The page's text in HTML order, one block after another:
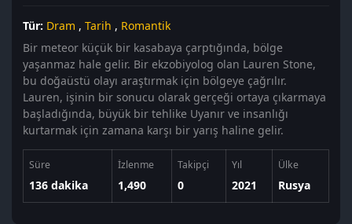
Tür: Dram , Tarih , Romantik
Bir meteor küçük bir kasabaya çarptığında, bölge
yaşanmaz hale gelir. Bir ekzobiyolog olan Lauren Stone,
bu doğaüstü olayı araştırmak için bölgeye çağrılır.
Lauren, işinin bir sonucu olarak gerçeği ortaya çıkarmaya
başladığında, büyük bir tehlike Uyanır ve insanlığı
kurtarmak için zamana karşı bir yarış haline gelir.
Süre
136 dakika
İzlenme
1,490
Takipçi
0
Yıl
2021
Ülke
Rusya